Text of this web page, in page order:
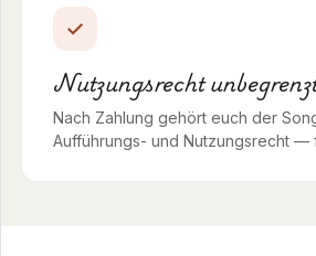
✓
Nutzungsrecht
Nach Zahlung gehört euch der
Aufführungs- und Nutzungsrecht —